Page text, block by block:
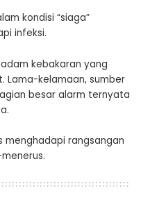
kondisi “siaga”
infeksi.
kebakaran yang
Lama-kelamaan, sumber
besar alarm ternyata
menghadapi rangsangan